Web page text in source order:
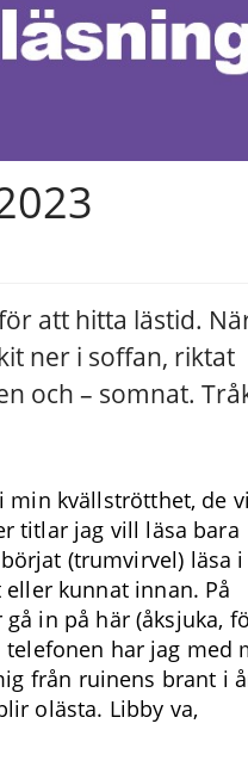
att hitta lästid.
ner i soffan, riktat
och – somnat.
min kvällströtthet, de
titlar jag vill läsa bara
(trumvirvel) läsa i
eller kunnat innan. På
in på här (åksjuka,
telefonen har jag med
från ruinens brant i
olästa. Libby va,